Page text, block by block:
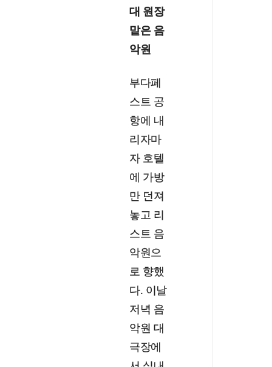
대 원장
맡은 음
악원
부다페
스트 공
항에 내
리자마
자 호텔
에 가방
만 던져
놓고 리
스트 음
악원으
로 향했
다. 이날
저녁 음
악원 대
극장에